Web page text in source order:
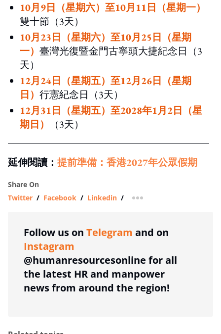
10月9日（星期六）至10月11日（星期一）
雙十節（3天）
10月23日（星期六）至10月25日（星期
一） 臺灣光復暨金門古寧頭大捷紀念日（3
天）
12月24日（星期五）至12月26日（星期
日） 行憲紀念日（3天）
12月31日（星期五）至2028年1月2日（星
期日）
（3天）
延伸閱讀： 提前準備：香港2027年公眾假期
Share On
Twitter / Facebook / Linkedin / more sharing option
Follow us on Telegram and on
Instagram
@humanresourcesonline for all
the latest HR and manpower
news from around the region!